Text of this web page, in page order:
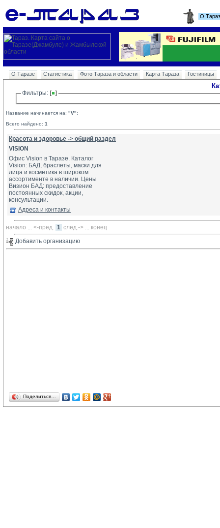
О
О Таразе Статистика Фото Тараза и области Карта Тараза Гостиницы
Фильтры:
Название начинается на: "V";
Всего найдено: 1
Красота и здоровье -> общий раздел
VISION
Офис Vision в Таразе. Каталог
Vision: БАД, браслеты, маски для
лица и косметика в широком
ассортименте в наличии. Цены
Визион БАД: предоставление
постоянных скидок, акции,
консультации.
Адреса и контакты
начало ... <-пред. 1 след.-> ... конец
Добавить организацию
Поделиться…